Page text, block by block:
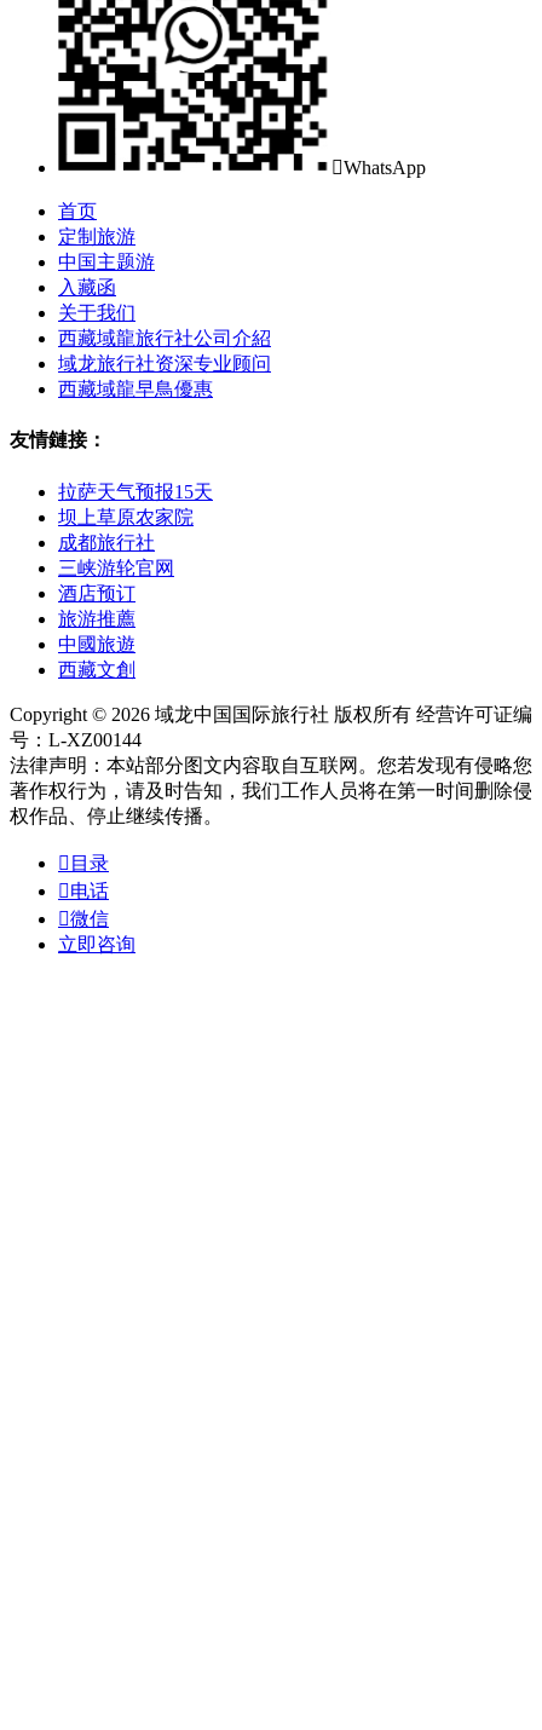
WhatsApp
首页
定制旅游
中国主题游
入藏函
关于我们
西藏域龍旅行社公司介紹
域龙旅行社资深专业顾问
西藏域龍早鳥優惠
友情鏈接：
拉萨天气预报15天
坝上草原农家院
成都旅行社
三峡游轮官网
酒店预订
旅游推薦
中國旅遊
西藏文創
Copyright © 2026 域龙中国国际旅行社 版权所有 经营许可证编
号：L-XZ00144
法律声明：本站部分图文内容取自互联网。您若发现有侵略您
著作权行为，请及时告知，我们工作人员将在第一时间删除侵
权作品、停止继续传播。
 目录
电话
微信
立即咨询